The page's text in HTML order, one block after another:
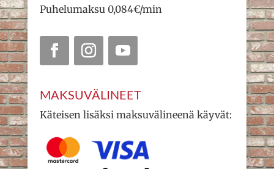
Puhelumaksu 0,084€/min
MAKSUVÄLINEET
Käteisen lisäksi maksuvälineenä käyvät: